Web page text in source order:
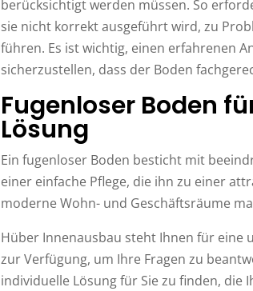
berücksichtigt werden müssen. So
sie nicht korrekt ausgeführt wird, zu
führen. Es ist wichtig, einen erfahrenen
sicherzustellen, dass der Boden
Fugenloser Boden
Lösung
Ein fugenloser Boden besticht mit
einer einfache Pflege, die ihn zu einer
moderne Wohn- und Geschäftsräume
Hüber Innenausbau steht Ihnen für eine
zur Verfügung, um Ihre Fragen zu
individuelle Lösung für Sie zu finden, die